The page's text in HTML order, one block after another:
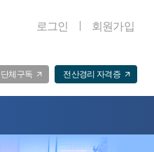
로그인 회원가입
단체구독 전산경리 자격증